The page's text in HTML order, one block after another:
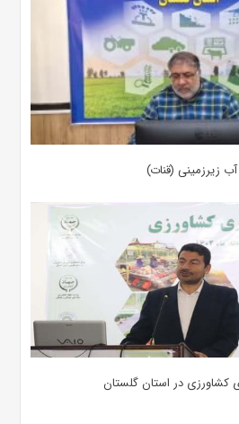
زیرزمینی (قنات)
کشاورزی در استان گلستان